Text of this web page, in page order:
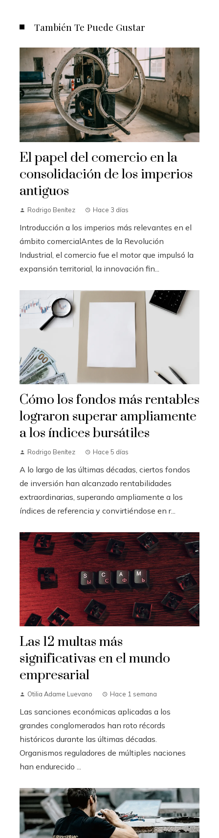
También Te Puede Gustar
El papel del comercio en la
consolidación de los imperios
antiguos
Rodrigo Benítez Hace 3 días
Introducción a los imperios más relevantes en el
ámbito comercialAntes de la Revolución
Industrial, el comercio fue el motor que impulsó la
expansión territorial, la innovación fin...
Cómo los fondos más rentables
lograron superar ampliamente
a los índices bursátiles
Rodrigo Benítez Hace 5 días
A lo largo de las últimas décadas, ciertos fondos
de inversión han alcanzado rentabilidades
extraordinarias, superando ampliamente a los
índices de referencia y convirtiéndose en r...
Las 12 multas más
significativas en el mundo
empresarial
Otilia Adame Luevano Hace 1 semana
Las sanciones económicas aplicadas a los
grandes conglomerados han roto récords
históricos durante las últimas décadas.
Organismos reguladores de múltiples naciones
han endurecido ...